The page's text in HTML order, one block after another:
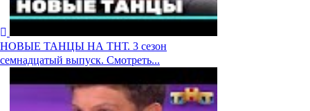
НОВЫЕ ТАНЦЫ НА ТНТ. 3 сезон
семнадцатый выпуск. Смотреть...